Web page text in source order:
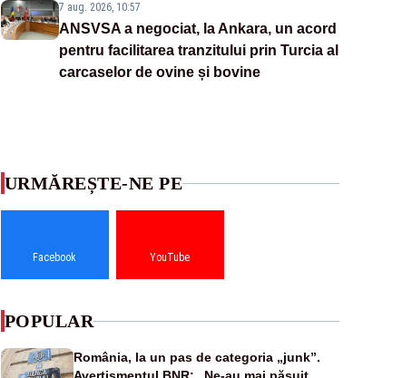
7 aug. 2026, 10:57
ANSVSA a negociat, la Ankara, un acord
pentru facilitarea tranzitului prin Turcia al
carcaselor de ovine și bovine
URMĂREȘTE-NE PE
Facebook YouTube
POPULAR
România, la un pas de categoria „junk”.